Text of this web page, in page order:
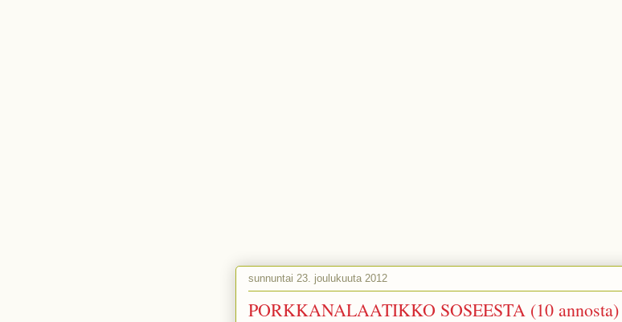
sunnuntai 23. joulukuuta 2012
PORKKANALAATIKKO SOSEESTA (10 annosta)